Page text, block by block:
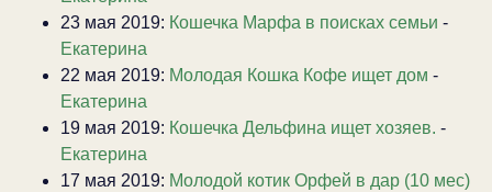
23 мая 2019: Кошечка Марфа в поисках семьи -
Екатерина
22 мая 2019: Молодая Кошка Кофе ищет дом -
Екатерина
19 мая 2019: Кошечка Дельфина ищет хозяев. -
Екатерина
17 мая 2019: Молодой котик Орфей в дар (10 мес)